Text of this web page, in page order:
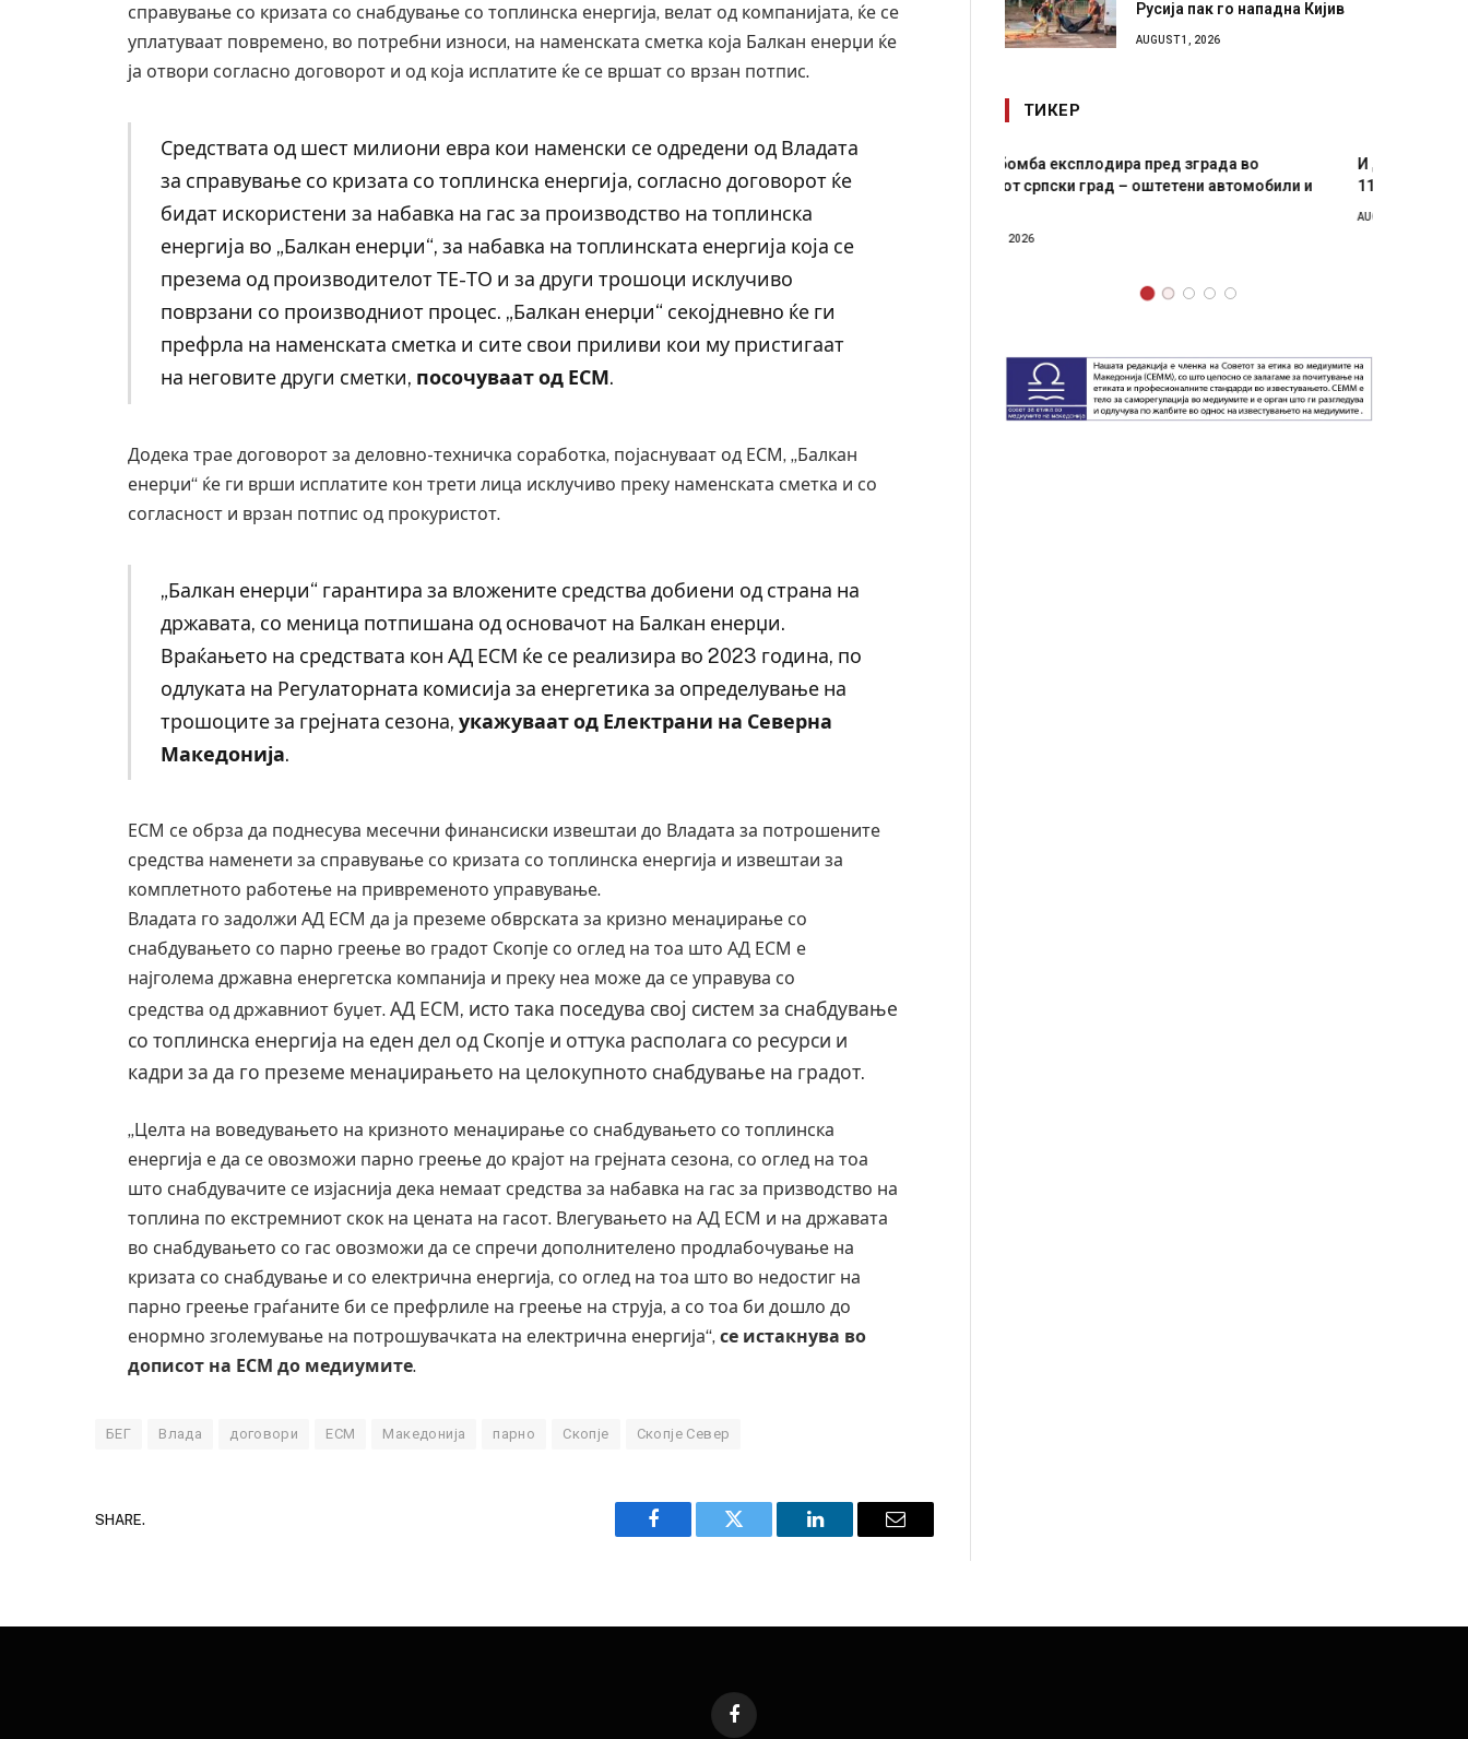
справување со кризата со снабдување со топлинска енергија, велат од компанијата, ќе се
уплатуваат повремено, во потребни износи, на наменската сметка која Балкан енерџи ќе
ја отвори согласно договорот и од која исплатите ќе се вршат со врзан потпис.
Средствата од шест милиони евра кои наменски се одредени од Владата
за справување со кризата со топлинска енергија, согласно договорот ќе
бидат искористени за набавка на гас за производство на топлинска
енергија во „Балкан енерџи“, за набавка на топлинската енергија која се
презема од производителот ТЕ-ТО и за други трошоци исклучиво
поврзани со производниот процес. „Балкан енерџи“ секојдневно ќе ги
префрла на наменската сметка и сите свои приливи кои му пристигаат
на неговите други сметки, посочуваат од ЕСМ.
Додека трае договорот за деловно-техничка соработка, појаснуваат од ЕСМ, „Балкан
енерџи“ ќе ги врши исплатите кон трети лица исклучиво преку наменската сметка и со
согласност и врзан потпис од прокуристот.
„Балкан енерџи“ гарантира за вложените средства добиени од страна на
државата, со меница потпишана од основачот на Балкан енерџи.
Враќањето на средствата кон АД ЕСМ ќе се реализира во 2023 година, по
одлуката на Регулаторната комисија за енергетика за определување на
трошоците за грејната сезона,укажуваат од Електрани на Северна
Македонија.
ЕСМ се обрза да поднесува месечни финансиски извештаи до Владата за потрошените
средства наменети за справување со кризата со топлинска енергија и извештаи за
комплетното работење на привременото управување.
Владата го задолжи АД ЕСМ да ја преземе обврската за кризно менаџирање со
снабдувањето со парно греење во градот Скопје со оглед на тоа што АД ЕСМ е
најголема државна енергетска компанија и преку неа може да се управува со
средства од државниот буџет.АД ЕСМ, исто така поседува свој систем за снабдување
со топлинска енергија на еден дел од Скопје и оттука располага со ресурси и
кадри за да го преземе менаџирањето на целокупното снабдување на градот.
„Целта на воведувањето на кризното менаџирање со снабдувањето со топлинска
енергија е да се овозможи парно греење до крајот на грејната сезона, со оглед на тоа
што снабдувачите се изјаснија дека немаат средства за набавка на гас за призводство на
топлина по екстремниот скок на цената на гасот. Влегувањето на АД ЕСМ и на државата
во снабдувањето со гас овозможи да се спречи дополнителено продлабочување на
кризата со снабдување и со електрична енергија, со оглед на тоа што во недостиг на
парно греење граѓаните би се префрлиле на греење на струја, а со тоа би дошло до
енормно зголемување на потрошувачката на електрична енергија“,се истакнува во
дописот на ЕСМ до медиумите.
БЕГ Влада договори ЕСМ Македонија парно Скопје Скопје Север
SHARE.
Facebook Twitter LinkedIn Email
AUGUST 1, 2026
Грција: Горат Парос, Андрос, Калимнос, Крит, …
JULY 30, 2026
Рачна бомба експлодира пред зграда во
локали
AUGUST 6, 2026
11-месечна воена
AUGUST 4, 2026
Facebook